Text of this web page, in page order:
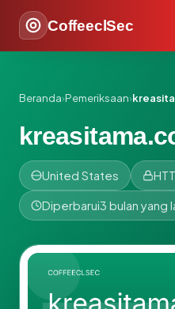
CoffeeclSec
Beranda›Pemeriksaan›
United States
Diperbarui3 bulan yang